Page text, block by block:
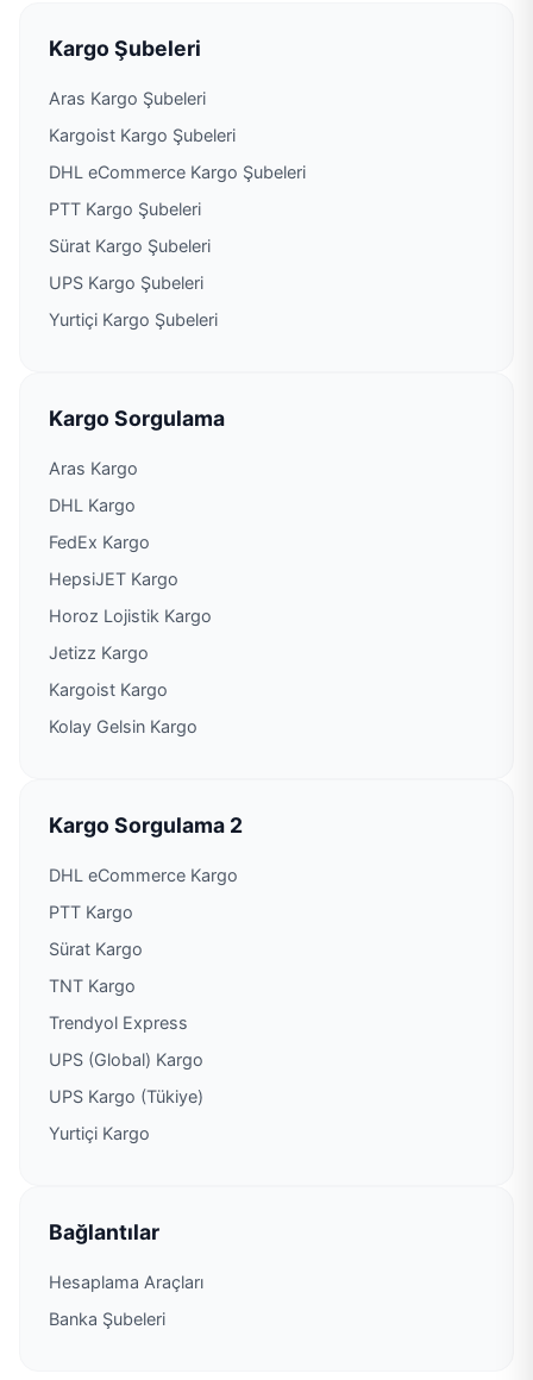
Aras Kargo Batışehir Şubesi
Aras Kargo Begonya Şubesi
Aras Kargo Bereç Şubesi
Aras Kargo Beşyüzevler Şubesi
Aras Kargo Beymer Şubesi
Aras Kargo Birsan Şubesi
Aras Kargo Boğaziçi Kurumsal Şubesi
Aras Kargo Bomonti Şubesi
Aras Kargo Çağlayan Şubesi
Aras Kargo Çakmaklı Şubesi
Aras Kargo Çamlıca Şubesi
Aras Kargo Çatalca Şubesi
Aras Kargo Çavuşbaşı Şubesi
Aras Kargo Cennet Şubesi
Aras Kargo Cerrahpaşa Şubesi
Kargo Şubeleri
Aras Kargo Şubeleri
Kargoist Kargo Şubeleri
DHL eCommerce Kargo Şubeleri
PTT Kargo Şubeleri
Sürat Kargo Şubeleri
UPS Kargo Şubeleri
Yurtiçi Kargo Şubeleri
Kargo Sorgulama
Aras Kargo
DHL Kargo
FedEx Kargo
HepsiJET Kargo
Horoz Lojistik Kargo
Jetizz Kargo
Kargoist Kargo
Kolay Gelsin Kargo
Kargo Sorgulama 2
DHL eCommerce Kargo
PTT Kargo
Sürat Kargo
TNT Kargo
Trendyol Express
UPS (Global) Kargo
UPS Kargo (Tükiye)
Yurtiçi Kargo
Bağlantılar
Hesaplama Araçları
Banka Şubeleri